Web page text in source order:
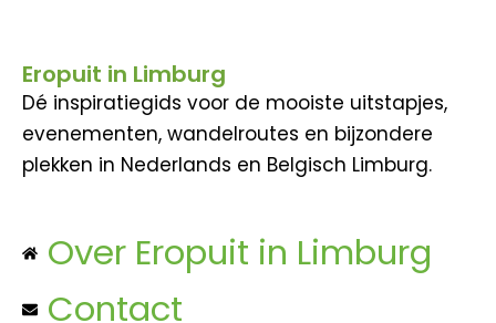
Eropuit in Limburg
Dé inspiratiegids voor de mooiste uitstapjes,
evenementen, wandelroutes en bijzondere
plekken in Nederlands en Belgisch Limburg.
Over Eropuit in Limburg
Contact